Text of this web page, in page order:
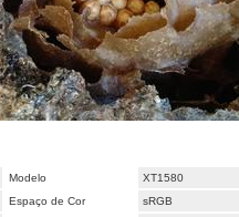
Modelo
XT1580
Espaço de Cor
sRGB